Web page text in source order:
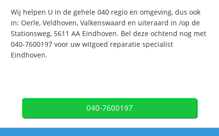
Wij helpen U in de gehele 040 regio en omgeving, dus ook
in: Oerle, Veldhoven, Valkenswaard en uiteraard in /op de
Stationsweg, 5611 AA Eindhoven. Bel deze ochtend nog met
040-7600197 voor uw witgoed reparatie specialist
Eindhoven.
040-7600197